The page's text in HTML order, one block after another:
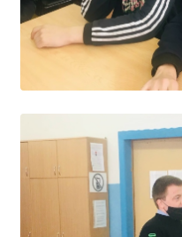
Образовательные
Руководство
Педагогический состав
Материально-
Стипендии и меры
Платные
Финансово-
Вакантные места для